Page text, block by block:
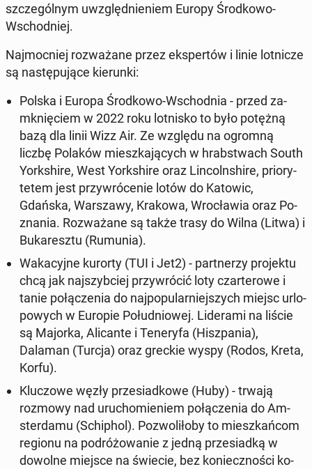
szcze­gól­nym uwzględ­nie­niem Europy Środ­ko­wo-
Wschod­niej.
Naj­moc­niej roz­wa­ża­ne przez eks­per­tów i linie lot­ni­cze
są na­stę­pu­ją­ce kie­run­ki:
Polska i Europa Środ­ko­wo-Wschod­nia - przed za­
mknię­ciem w 2022 roku lot­ni­sko to było potężną
bazą dla linii Wizz Air. Ze względu na ogromną
liczbę Polaków miesz­ka­ją­cych w hrab­stwach South
York­shi­re, West York­shi­re oraz Lin­coln­shi­re, prio­ry­
te­tem jest przy­wró­ce­nie lotów do Katowic,
Gdańska, War­sza­wy, Krakowa, Wro­cła­wia oraz Po­
zna­nia. Roz­wa­ża­ne są także trasy do Wilna (Litwa) i
Bu­ka­resz­tu (Rumunia).
Wa­ka­cyj­ne kurorty (TUI i Jet2) - part­ne­rzy pro­jek­tu
chcą jak naj­szyb­ciej przy­wró­cić loty czar­te­ro­we i
tanie po­łą­cze­nia do naj­po­pu­lar­niej­szych miejsc urlo­
po­wych w Europie Po­łu­dnio­wej. Li­de­ra­mi na liście
są Majorka, Ali­can­te i Te­ne­ry­fa (Hisz­pa­nia),
Dalaman (Turcja) oraz greckie wyspy (Rodos, Kreta,
Korfu).
Klu­czo­we węzły prze­siad­ko­we (Huby) - trwają
rozmowy nad uru­cho­mie­niem po­łą­cze­nia do Am­
ster­da­mu (Schi­phol). Po­zwo­li­ło­by to miesz­kań­com
regionu na po­dró­żo­wa­nie z jedną prze­siad­ką w
dowolne miejsce na świecie, bez ko­niecz­no­ści ko­